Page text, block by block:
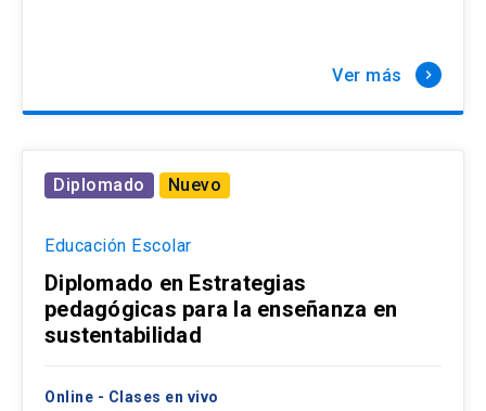
Ver más keyboard_arrow_right
Diplomado Nuevo
Educación Escolar
Diplomado en Estrategias
pedagógicas para la enseñanza en
sustentabilidad
Online - Clases en vivo